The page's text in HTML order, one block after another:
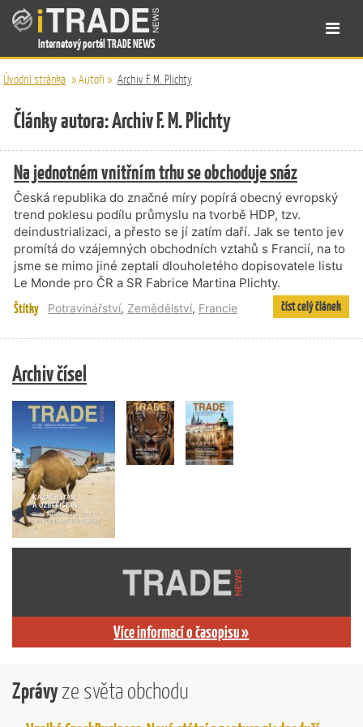
Internetový portál TRADE NEWS
Úvodní stránka »Autoři » Archiv F. M. Plichty
Články autora: Archiv F. M. Plichty
Na jednotném vnitřním trhu se obchoduje snáz
Česká republika do značné míry popírá obecný evropský
trend poklesu podílu průmyslu na tvorbě HDP, tzv.
deindustrializaci, a přesto se jí zatím daří. Jak se tento jev
promítá do vzájemných obchodních vztahů s Francií, na to
jsme se mimo jiné zeptali dlouholetého dopisovatele listu
Le Monde pro ČR a SR Fabrice Martina Plichty.
Štítky Potravinářství, Zemědělství, Francie číst celý článek
Archiv čísel
Více informací o časopisu »
Zprávyze světa obchodu